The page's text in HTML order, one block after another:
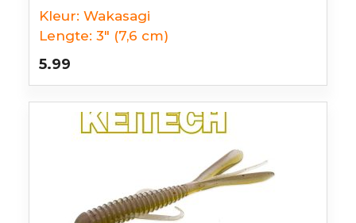
Kleur: Wakasagi
Lengte: 3" (7,6 cm)
5.99